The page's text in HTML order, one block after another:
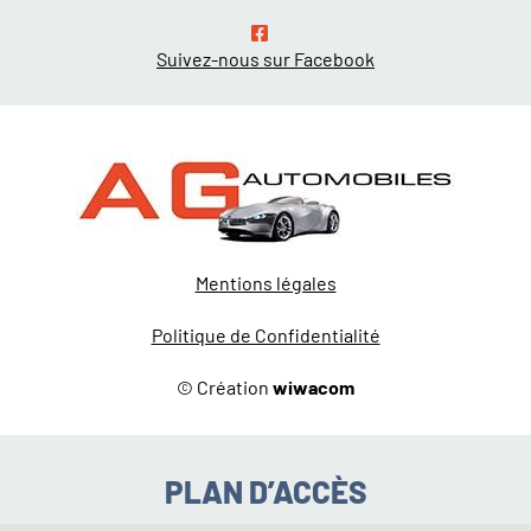
Suivez-nous sur Facebook
Mentions légales
Politique de Confidentialité
© Création wiwacom
PLAN D’ACCÈS